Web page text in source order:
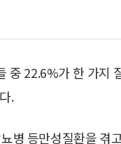
중 22.6%가 한 가지
.
병 등만성질환을 겪